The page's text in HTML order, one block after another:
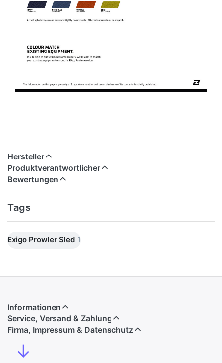
Hersteller
Produktverantwortlicher
Bewertungen
Tags
Exigo Prowler Sled 1
Informationen
Service, Versand & Zahlung
Firma, Impressum & Datenschutz
↓